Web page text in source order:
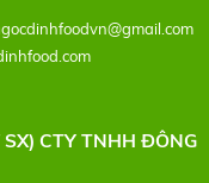
CTY TNHH ĐÔNG